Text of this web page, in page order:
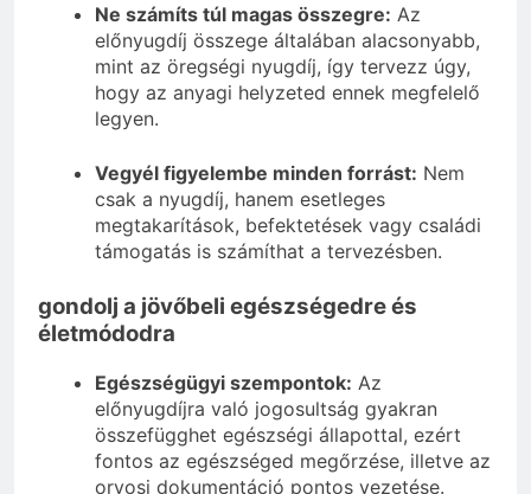
Ne számíts túl magas összegre: Az
előnyugdíj összege általában alacsonyabb,
mint az öregségi nyugdíj, így tervezz úgy,
hogy az anyagi helyzeted ennek megfelelő
legyen.
Vegyél figyelembe minden forrást: Nem
csak a nyugdíj, hanem esetleges
megtakarítások, befektetések vagy családi
támogatás is számíthat a tervezésben.
gondolj a jövőbeli egészségedre és
életmódodra
Egészségügyi szempontok: Az
előnyugdíjra való jogosultság gyakran
összefügghet egészségi állapottal, ezért
fontos az egészséged megőrzése, illetve az
orvosi dokumentáció pontos vezetése.